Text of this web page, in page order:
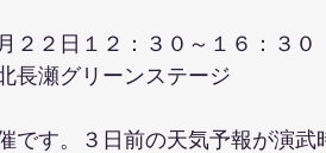
２２日１２：３０～１６：３０
長瀬グリーンステージ
です。３日前の天気予報が演武